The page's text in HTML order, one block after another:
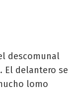
descomunal
El delantero se
lomo